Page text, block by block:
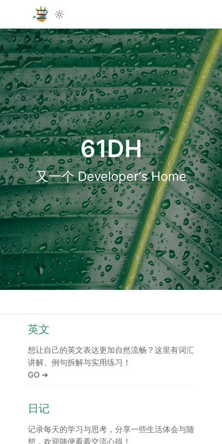
61DH
又一个 Developer‘s Home
英文
想让自己的英文表达更加自然流畅？这里有词汇
讲解、例句拆解与实用练习！
GO ➔
日记
记录每天的学习与思考，分享一些生活体会与随
想，欢迎随便看看交流心得！